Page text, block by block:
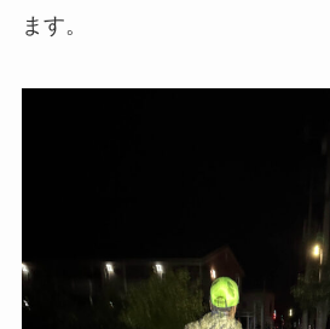
ます。